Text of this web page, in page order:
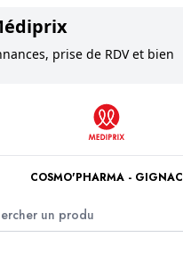
prise de RDV et bien
COSMO'PHARMA - GIGNAC